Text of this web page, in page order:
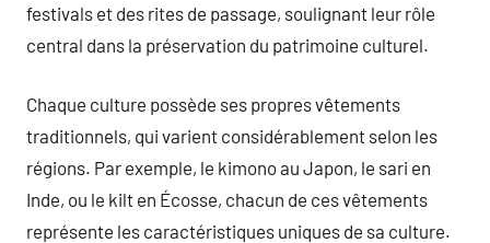
festivals et des rites de passage, soulignant leur rôle
central dans la préservation du patrimoine culturel.
Chaque culture possède ses propres vêtements
traditionnels, qui varient considérablement selon les
régions. Par exemple, le kimono au Japon, le sari en
Inde, ou le kilt en Écosse, chacun de ces vêtements
représente les caractéristiques uniques de sa culture.